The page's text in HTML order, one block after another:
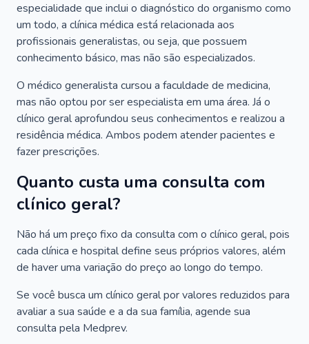
especialidade que inclui o diagnóstico do organismo como
um todo, a clínica médica está relacionada aos
profissionais generalistas, ou seja, que possuem
conhecimento básico, mas não são especializados.
O médico generalista cursou a faculdade de medicina,
mas não optou por ser especialista em uma área. Já o
clínico geral aprofundou seus conhecimentos e realizou a
residência médica. Ambos podem atender pacientes e
fazer prescrições.
Quanto custa uma consulta com
clínico geral?
Não há um preço fixo da consulta com o clínico geral, pois
cada clínica e hospital define seus próprios valores, além
de haver uma variação do preço ao longo do tempo.
Se você busca um clínico geral por valores reduzidos para
avaliar a sua saúde e a da sua família, agende sua
consulta pela Medprev.